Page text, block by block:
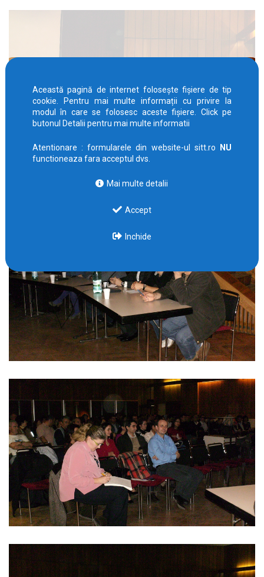
Această pagină de internet folosește fișiere de tip
cookie. Pentru mai multe informații cu privire la
modul în care se folosesc aceste fișiere. Click pe
butonul Detalii pentru mai multe informatii
Atentionare : formularele din website-ul sitt.ro
NU
functioneaza fara acceptul dvs.
Mai multe detalii
Accept
Inchide